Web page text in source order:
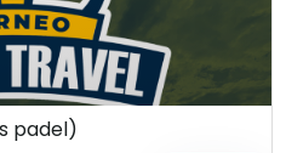
$100
padel)